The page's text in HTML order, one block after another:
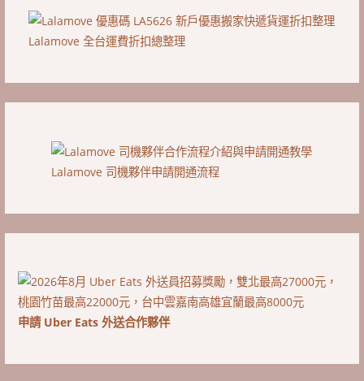
Lalamove 全台運費折扣總整理
Lalamove 司機夥伴申請開通流程
申請 Uber Eats 外送合作夥伴